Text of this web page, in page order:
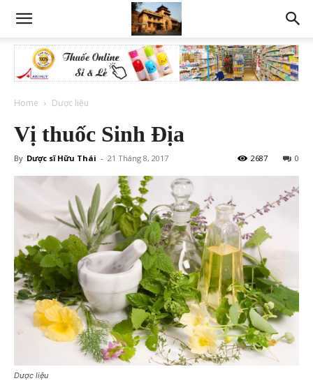
Home Dược liệu
Vị thuốc Sinh Địa
By Dược sĩ Hữu Thái - 21 Tháng 8, 2017 0
2687
Dược liệu